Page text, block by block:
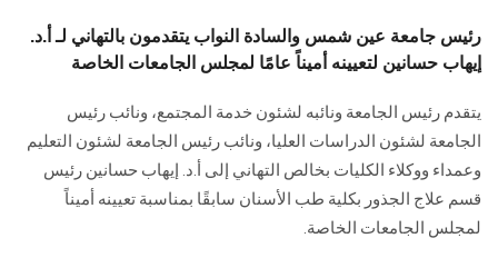
رئيس جامعة عين شمس والسادة النواب يتقدمون بالتهاني لـ أ.د.
إيهاب حسانين لتعيينه أميناً عامًا لمجلس الجامعات الخاصة
يتقدم رئيس الجامعة ونائبه لشئون خدمة المجتمع، ونائب رئيس
الجامعة لشئون الدراسات العليا، ونائب رئيس الجامعة لشئون التعليم
وعمداء ووكلاء الكليات بخالص التهاني إلى أ.د. إيهاب حسانين رئيس
قسم علاج الجذور بكلية طب الأسنان سابقًا بمناسبة تعيينه أميناً
لمجلس الجامعات الخاصة.